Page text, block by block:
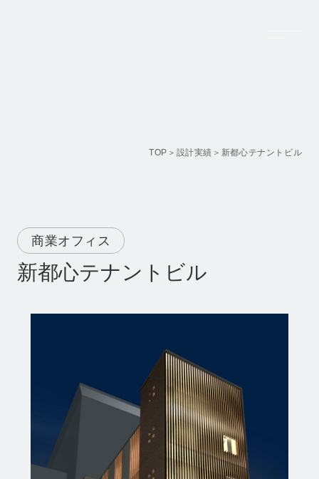
Company
設計実績
Business
事業内容
Contact
お問い合わせ
TOP 設計実績 新都心テナントビル
商業オフィス
新都心テナントビル